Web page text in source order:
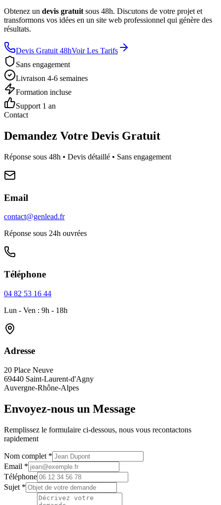
Obtenez un devis gratuit sous 48h. Discutons de votre projet et
transformons vos idées en un site web professionnel qui génère des
résultats.
Devis Gratuit 48hVoir Les Tarifs
Sans engagement
Livraison 4-6 semaines
Formation incluse
Support 1 an
Contact
Demandez Votre Devis Gratuit
Réponse sous 48h • Devis détaillé • Sans engagement
Email
contact@genlead.fr
Réponse sous 24h ouvrées
Téléphone
04 82 53 16 44
Lun - Ven : 9h - 18h
Adresse
20 Place Neuve
69440 Saint-Laurent-d'Agny
Auvergne-Rhône-Alpes
Envoyez-nous un Message
Remplissez le formulaire ci-dessous, nous vous recontactons
rapidement
Nom complet *
Email *
Téléphone
Sujet *